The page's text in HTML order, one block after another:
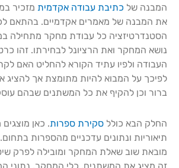
המבנה של כתיבת עבודה אקדמית מזכיר
את המבנה של מאמרים אקדמיים. בהתאם
הסטנדרטיזציה כל עבודת מחקר מתחילה
נושא המחקר ואת הרציונל לבחירתו. זהו
העבודה ולפיו עתיד הקורא להחליט האם
לפיכך על המבוא להיות מתומצת אך להציג
ברור וכן להקיף את כל המשתנים שבהם
החלק הבא כולל סקירת ספרות. כאן מוצגים
תיאוריות ונתונים עדכניים מהספרות
מובאת שוב שאלת המחקר ומובילה לפרק